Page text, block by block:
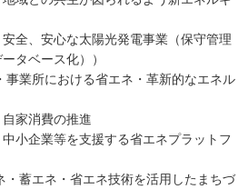
光発電事業（保守管理
タベース化））
業所における省エネ・革新的なエネル
消費の推進
する省エネプラットフ
蓄エネ・省エネ技術を活用したまちづ